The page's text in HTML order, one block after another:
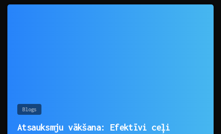
Blogs
Atsauksmju vākšana: Efektīvi ceļi